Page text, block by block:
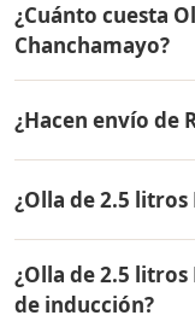
¿Cuánto cuesta
Chanchamayo?
todo el Perú.
el precio actual,
de pago en cuotas
¿Hacen envío de
a Chanchamayo,
contra entrega.
¿Olla de 2.5
vida contra
productos Rena
¿Olla de 2.5
de inducción?